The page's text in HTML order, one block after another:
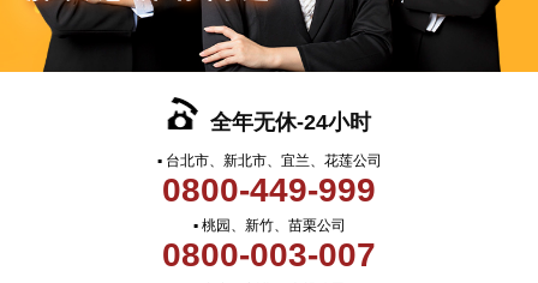
全年无休-24小时
▪ 台北市、新北市、宜兰、花莲公司
0800-449-999
▪ 桃园、新竹、苗栗公司
0800-003-007